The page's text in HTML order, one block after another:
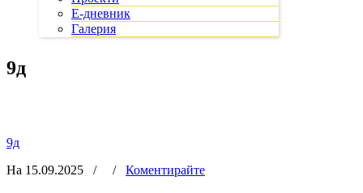
Е-дневник
Галерия
9д
9д
На 15.09.2025
/ / Коментирайте